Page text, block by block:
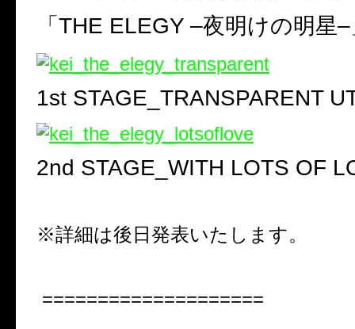
「 THE ELEGY –夜明けの明星–
1st STAGE_TRANSPARENT
2nd STAGE_WITH LOTS OF
※詳細は後日発表いたします。
====================